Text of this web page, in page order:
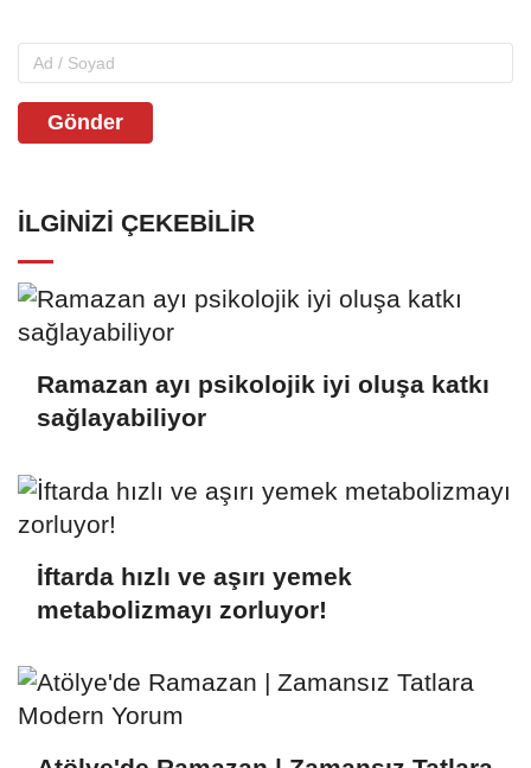
Gönder
İLGINIZI ÇEKEBILIR
Ramazan ayı psikolojik iyi oluşa katkı
sağlayabiliyor
İftarda hızlı ve aşırı yemek
metabolizmayı zorluyor!